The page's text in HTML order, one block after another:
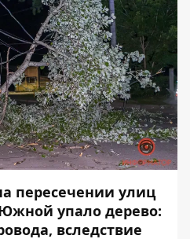
пересечении улиц
упало дерево:
вследствие